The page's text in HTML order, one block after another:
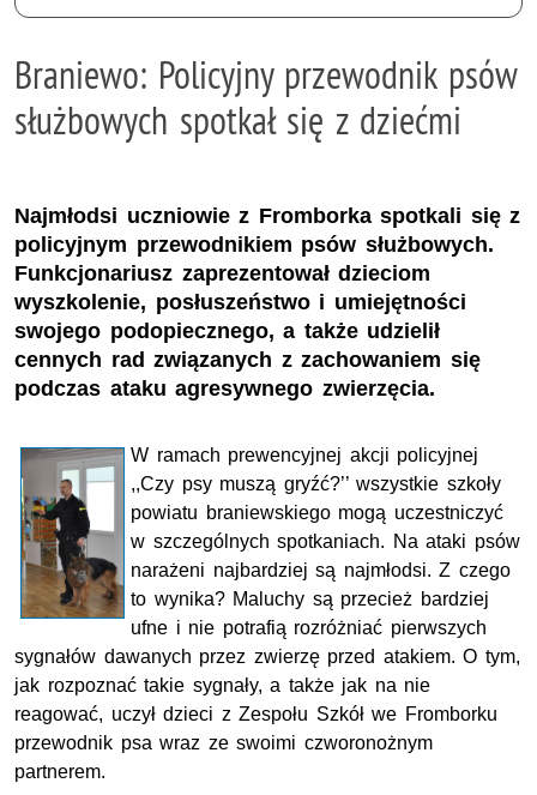
Braniewo: Policyjny przewodnik psów
służbowych spotkał się z dziećmi
Najmłodsi uczniowie z Fromborka spotkali się z
policyjnym przewodnikiem psów służbowych.
Funkcjonariusz zaprezentował dzieciom
wyszkolenie, posłuszeństwo i umiejętności
swojego podopiecznego, a także udzielił
cennych rad związanych z zachowaniem się
podczas ataku agresywnego zwierzęcia.
W ramach prewencyjnej akcji policyjnej
,,Czy psy muszą gryźć?’’ wszystkie szkoły
powiatu braniewskiego mogą uczestniczyć
w szczególnych spotkaniach. Na ataki psów
narażeni najbardziej są najmłodsi. Z czego
to wynika? Maluchy są przecież bardziej
ufne i nie potrafią rozróżniać pierwszych
sygnałów dawanych przez zwierzę przed atakiem. O tym,
jak rozpoznać takie sygnały, a także jak na nie
reagować, uczył dzieci z Zespołu Szkół we Fromborku
przewodnik psa wraz ze swoimi czworonożnym
partnerem.